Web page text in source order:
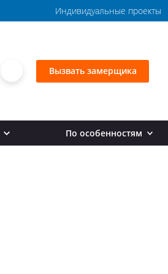
Индивидуальные проекты
Вызвать замерщика
По особенностям